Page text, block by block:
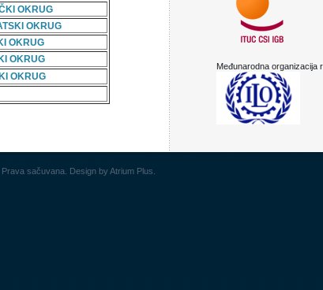
OKRUG
OKRUG
OKRUG
OKRUG
OKRUG
Međunarodna organizacija
sačuvana. Design byAtrium Plus